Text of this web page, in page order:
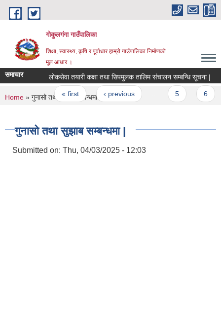
Skip to main content
गोकुलगंगा गाउँपालिका
शिक्षा, स्वास्थ्य, कृषि र पूर्वाधार हाम्रो गाउँपालिका निर्माणको
मूल आधार ।
समाचार लोकसेवा तयारी कक्षा तथा सिपमुलक तालिम संचालन सम्बन्धि सूचना |
Pages
« first ‹ previous
You are here
Home » गुनासो तथा सुझाब सम्बन्धमा |
गुनासो तथा सुझाब सम्बन्धमा |
Submitted on: Thu, 04/03/2025 - 12:03